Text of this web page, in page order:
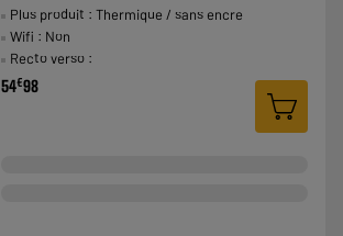
Plus produit : Thermique / sans encre
Wifi : Non
Recto verso :
54€98